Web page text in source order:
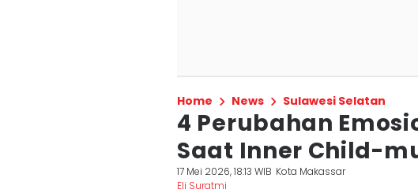
Home News Sulawesi Selatan
4 Perubahan
Saat Inner Child-
17 Mei 2026, 18:13 WIB Kota Makassar
Eli Suratmi